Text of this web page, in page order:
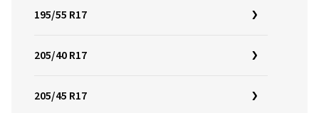
195/55 R17
205/40 R17
205/45 R17